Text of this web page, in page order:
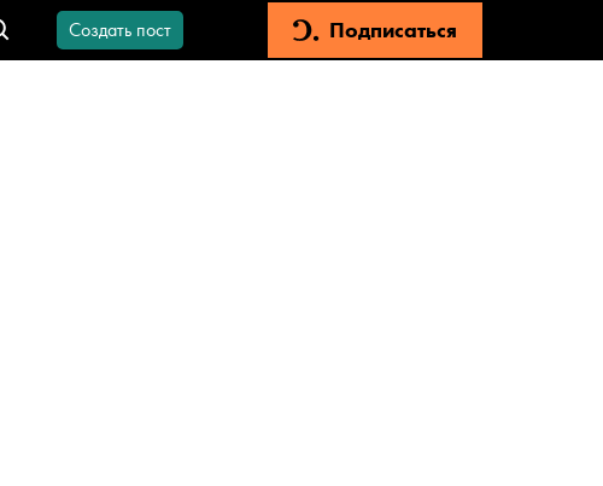
Создать пост Подписаться